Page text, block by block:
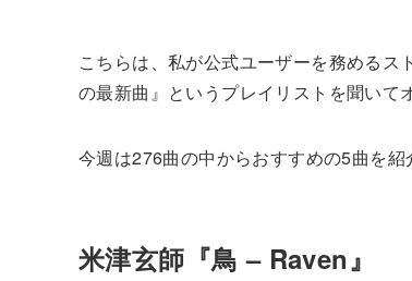
こちらは、私が公式ユーザーを務めるス
の最新曲』というプレイリストを聞いて
今週は276曲の中からおすすめの5曲を
米津玄師『鳥 – Raven』